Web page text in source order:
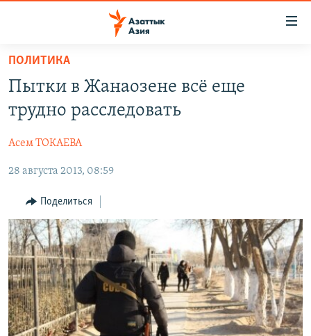
Вернуться
основному
содержанию
Вернутся
навигации
Вернутся
поиску
УЗБЕКИСТАН
ТАДЖИКИСТАН
ВОЙНА В УКРАИНЕ
НА ДРУГИХ ЯЗЫКАХ
ҚАЗАҚША
КЫРГЫЗЧА
ЎЗБЕКЧА
ТОҶИКӢ
TÜRKMENÇE
Все сайты РСЕ/РС
ПОЛИТИКА
Пытки в Жанаозене всё еще
трудно расследовать
Асем ТОКАЕВА
28 августа 2013, 08:59
Поделиться